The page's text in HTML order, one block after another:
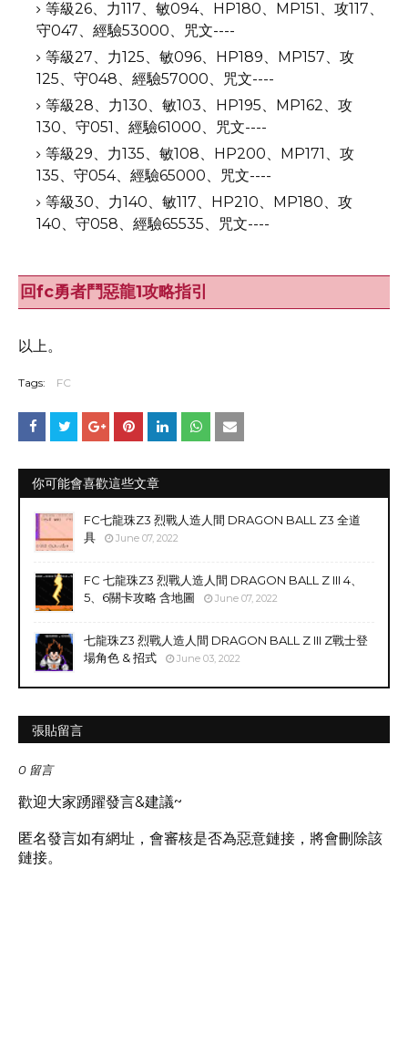
等級26、力117、敏094、HP180、MP151、攻117、
守047、經驗53000、咒文----
等級27、力125、敏096、HP189、MP157、攻
125、守048、經驗57000、咒文----
等級28、力130、敏103、HP195、MP162、攻
130、守051、經驗61000、咒文----
等級29、力135、敏108、HP200、MP171、攻
135、守054、經驗65000、咒文----
等級30、力140、敏117、HP210、MP180、攻
140、守058、經驗65535、咒文----
回fc勇者鬥惡龍1攻略指引
以上。
Tags: FC
你可能會喜歡這些文章
FC七龍珠Z3 烈戰人造人間 DRAGON BALL Z3 全道
具
June 07, 2022
FC 七龍珠Z3 烈戰人造人間 DRAGON BALL Z III 4、
5、6關卡攻略 含地圖
June 07, 2022
七龍珠Z3 烈戰人造人間 DRAGON BALL Z III Z戰士登
場角色 & 招式
June 03, 2022
張貼留言
0 留言
歡迎大家踴躍發言&建議~
匿名發言如有網址，會審核是否為惡意鏈接，將會刪除該
鏈接。